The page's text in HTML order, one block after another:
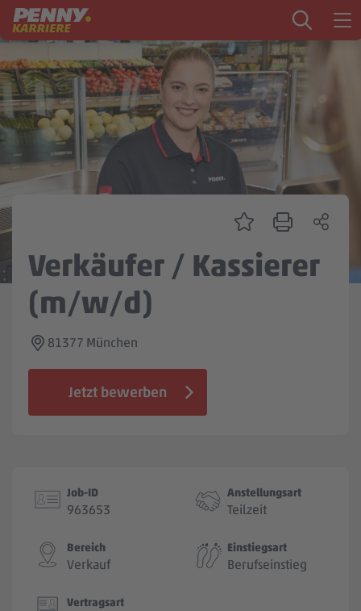
Zum Inhalt springen
Startseite
PENNY als Arbeitgeber
Ausbildung
Markt
Zentrale & Vertrieb
Mein Kandidat:innenprofil
Jobbörse
Verkäufer / Kassierer
(m/w/d)
81377 München
Jetzt bewerben
Job-ID
963653
Anstellungsart
Teilzeit
Bereich
Verkauf
Einstiegsart
Berufseinstieg
Vertragsart